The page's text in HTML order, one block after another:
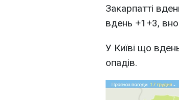
Закарпатті
вдень +1+3,
У Київі що
опадів.